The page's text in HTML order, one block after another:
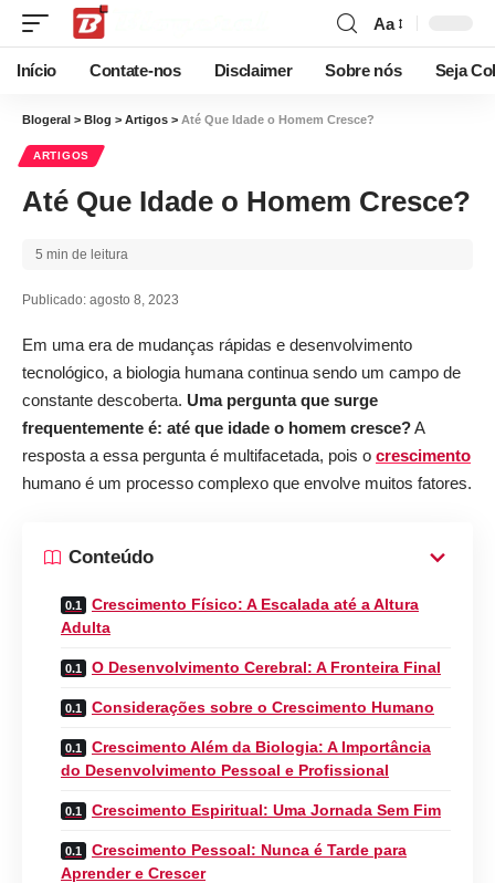
Aa
Início Contate-nos Disclaimer Sobre nós Seja
Blogeral > Blog > Artigos > Até Que Idade o Homem Cresce?
ARTIGOS
Até Que Idade o Homem Cresce?
Publicado: agosto 8, 2023
5 min de leitura
Em uma era de mudanças rápidas e desenvolvimento
tecnológico, a biologia humana continua sendo um campo de
constante descoberta. Uma pergunta que surge
frequentemente é: até que idade o homem cresce?A
resposta a essa pergunta é multifacetada, pois o crescimento
humano é um processo complexo que envolve muitos fatores.
Conteúdo
Crescimento Físico: A Escalada até a Altura
Adulta
O Desenvolvimento Cerebral: A Fronteira Final
Considerações sobre o Crescimento Humano
Crescimento Além da Biologia: A Importância
do Desenvolvimento Pessoal e Profissional
Crescimento Espiritual: Uma Jornada Sem Fim
Crescimento Pessoal: Nunca é Tarde para
Aprender e Crescer